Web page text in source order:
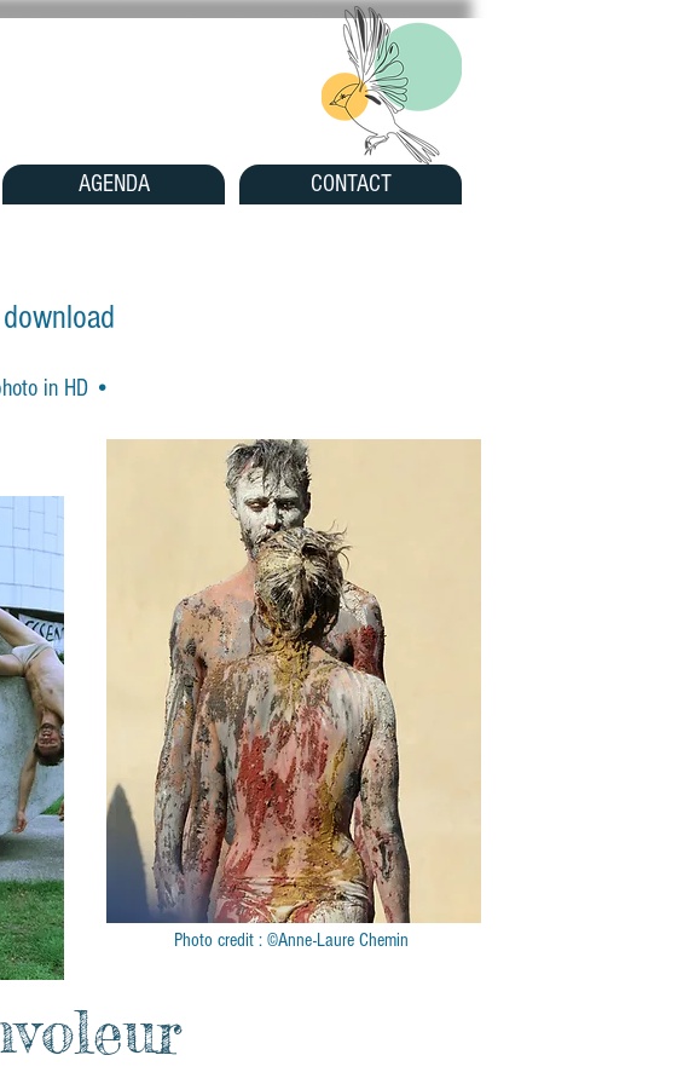
AGENDA CONTACT
in HD •
Photo credit : ©Anne-Laure Chemin